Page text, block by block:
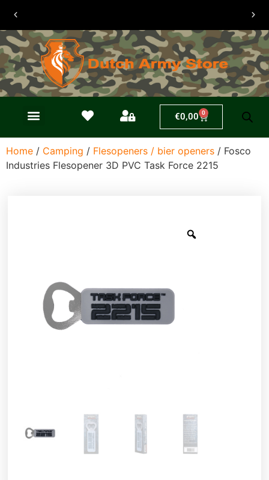
30 dagen
retouren
€0,00 0
Home / Camping / Flesopeners / bier openers / Fosco
Industries Flesopener 3D PVC Task Force 2215